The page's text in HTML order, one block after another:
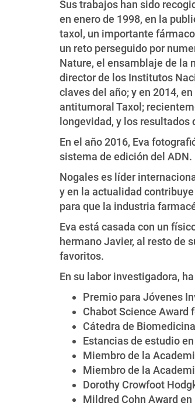
Sus trabajos han sido
en enero de 1998, en la
taxol, un importante
un reto perseguido por
Nature, el ensamblaje de la
director de los Institutos
claves del año; y en 2014,
antitumoral Taxol;
longevidad, y los
En el año 2016, Eva
sistema de edición del ADN.
Nogales es líder
y en la actualidad
para que la industria
Eva está casada con un
hermano Javier, al resto de
favoritos.
En su labor investigadora,
Premio para Jóvenes
Chabot Science Award
Cátedra de
Estancias de estudio
Miembro de la
Miembro de la
Dorothy Crowfoot
Mildred Cohn Award